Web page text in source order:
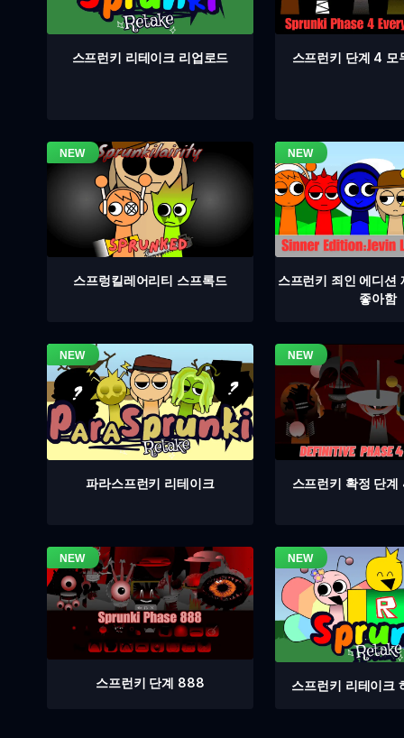
스프런키 리테이크 리업로드 스프런키 단계 4 모
스프렁킬레어리티 스프록드
스프런키 죄인 에디션
좋아함
파라스프런키 리테이크 스프런키 확정 단
스프런키 단계 888 스프런키 리테이크